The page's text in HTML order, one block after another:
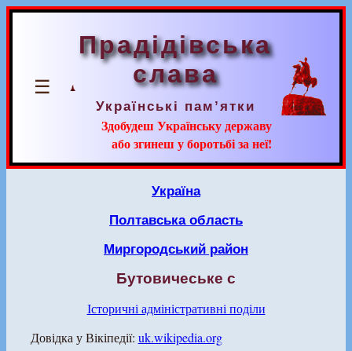
☰
Прадідівська
слава
Українські пам’ятки
Здобудеш Українську державу
або згинеш у боротьбі за неї!
Україна
Полтавська область
Миргородський район
Бутовичеське с
Історичні адміністративні поділи
Довідка у Вікіпедії: uk.wikipedia.org